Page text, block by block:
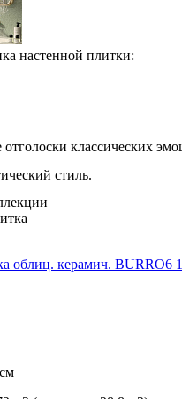
настенной плитки:
классических
стиль.
облиц. керамич. BURRO6